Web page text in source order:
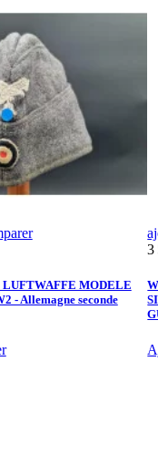
MODELE
- Allemagne seconde
3